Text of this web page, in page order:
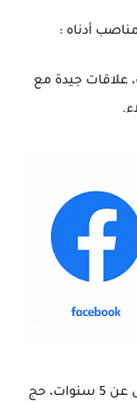
أدناه :
لا تقل عن 5 سنوات، علاقات جيدة مع
2-مسؤول عمليات (أوت باوند) -خبرة لا تقل عن 5 سنوات، حج